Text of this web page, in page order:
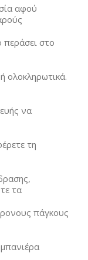
αφού
στο
ολοκληρωτικά.
να
τη
τα
πάγκους